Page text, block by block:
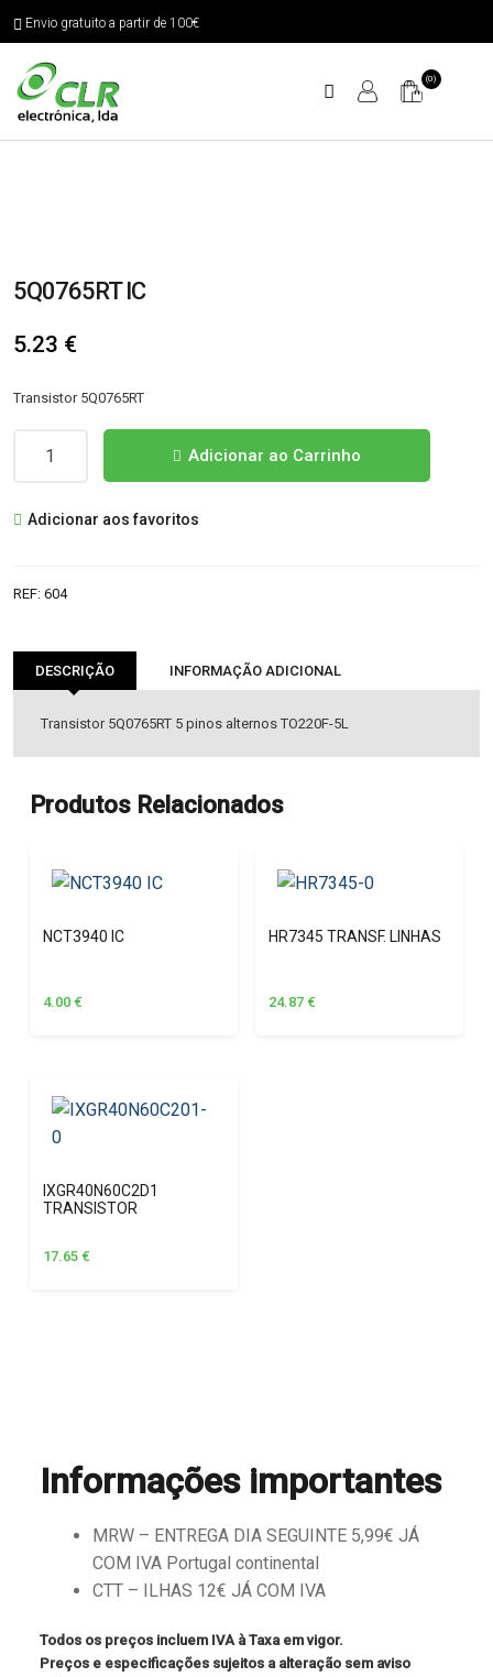
Envio gratuito a partir de 100€
(0)
5Q0765RT IC
5.23 €
Transistor 5Q0765RT
IC
Adicionar ao Carrinho
Adicionar aos favoritos
REF: 604
DESCRIÇÃO INFORMAÇÃO ADICIONAL
Transistor 5Q0765RT 5 pinos alternos TO220F-5L
Produtos Relacionados
NCT3940 IC
4.00 €
HR7345 TRANSF. LINHAS
24.87 €
IXGR40N60C2D1
TRANSISTOR
17.65 €
Informações importantes
MRW – ENTREGA DIA SEGUINTE 5,99€ JÁ
COM IVA Portugal continental
CTT – ILHAS 12€ JÁ COM IVA
Todos os preços incluem IVA à Taxa em vigor.
Preços e especificações sujeitos a alteração sem aviso